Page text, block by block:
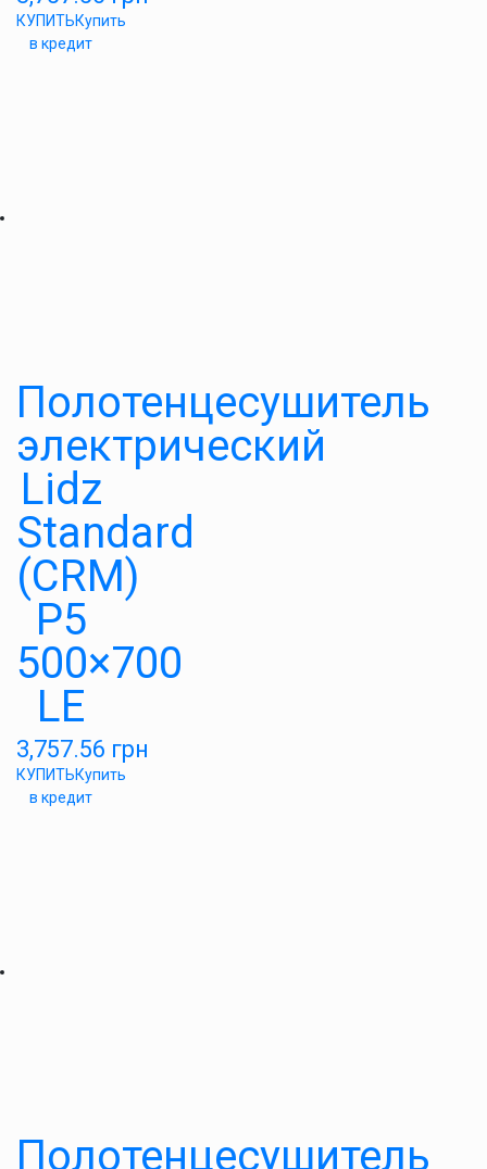
КУПИТЬКупить
в кредит
Полотенцесушитель
электрический
Lidz
Standard
(CRM)
P5
500×700
LE
3,757.56 грн
КУПИТЬКупить
в кредит
Полотенцесушитель